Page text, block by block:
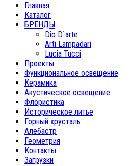
Главная
Каталог
БРЕНДЫ
Dio D`arte
Arti Lampadari
Lucia Tucci
Проекты
Функциональное освещение
Керамика
Акустическое освещение
Флористика
Историческое литье
Горный хрусталь
Алебастр
Геометрия
Контакты
Загрузки